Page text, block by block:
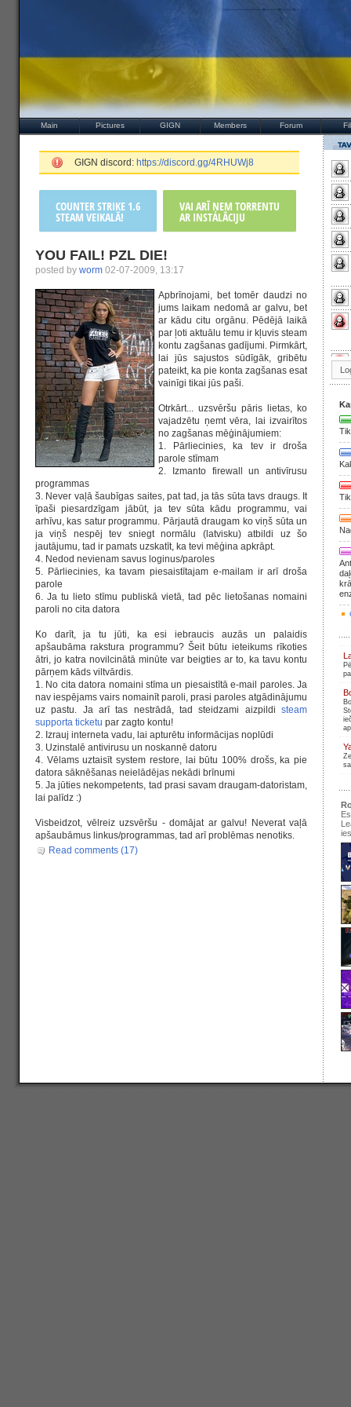
Main Pictures GIGN Members Forum
GIGN discord: https://discord.gg/4RHUWj8
COUNTER STRIKE 1.6
STEAM VEIKALĀ!
VAI ARĪ ŅEM TORRENTU
AR INSTALĀCIJU
YOU FAIL! PZL DIE!
posted by worm 02-07-2009, 13:17
Apbrīnojami, bet tomēr daudzi no
jums laikam nedomā ar galvu, bet
ar kādu citu orgānu. Pēdējā laikā
par ļoti aktuālu temu ir kļuvis steam
kontu zagšanas gadījumi. Pirmkārt,
lai jūs sajustos sūdīgāk, gribētu
pateikt, ka pie konta zagšanas esat
vainīgi tikai jūs paši.
Otrkārt... uzsvēršu pāris lietas, ko
vajadzētu ņemt vēra, lai izvairītos
no zagšanas mēģinājumiem:
1. Pārliecinies, ka tev ir droša
parole stīmam
2. Izmanto firewall un antivīrusu
programmas
3. Never vaļā šaubīgas saites, pat tad, ja tās sūta tavs draugs. It
īpaši piesardzīgam jābūt, ja tev sūta kādu programmu, vai
arhīvu, kas satur programmu. Pārjautā draugam ko viņš sūta un
ja viņš nespēj tev sniegt normālu (latvisku) atbildi uz šo
jautājumu, tad ir pamats uzskatīt, ka tevi mēģina apkrāpt.
4. Nedod nevienam savus loginus/paroles
5. Pārliecinies, ka tavam piesaistītajam e-mailam ir arī droša
parole
6. Ja tu lieto stīmu publiskā vietā, tad pēc lietošanas nomaini
paroli no cita datora
Ko darīt, ja tu jūti, ka esi iebraucis auzās un palaidis
apšaubāma rakstura programmu? Šeit būtu ieteikums rīkoties
ātri, jo katra novilcinātā minūte var beigties ar to, ka tavu kontu
pārņem kāds viltvārdis.
1. No cita datora nomaini stīma un piesaistītā e-mail paroles. Ja
nav iespējams vairs nomainīt paroli, prasi paroles atgādinājumu
uz pastu. Ja arī tas nestrādā, tad steidzami aizpildi steam
supporta ticketu par zagto kontu!
2. Izrauj interneta vadu, lai apturētu informācijas noplūdi
3. Uzinstalē antivirusu un noskannē datoru
4. Vēlams uztaisīt system restore, lai būtu 100% drošs, ka pie
datora sāknēšanas neielādējas nekādi brīnumi
5. Ja jūties nekompetents, tad prasi savam draugam-datoristam,
lai palīdz :)
Visbeidzot, vēlreiz uzsvēršu - domājat ar galvu! Neverat vaļā
apšaubāmus linkus/programmas, tad arī problēmas nenotiks.
Read comments (17)